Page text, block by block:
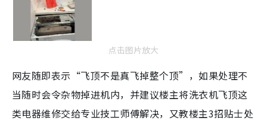
点击图片放大
网友随即表示“飞顶不是真飞掉整个顶”，如果处理不
当随时会令杂物掉进机内，并建议楼主将洗衣机飞顶这
类电器维修交给专业技工师傅解决，又教楼主3招贴士处